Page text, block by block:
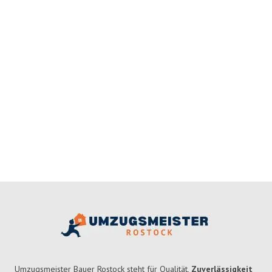
Umzugsmeister Bauer Rostock steht für Qualität, Zuverlässigkeit